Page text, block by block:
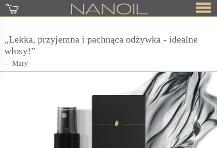
„Lekka, przyjemna i pachnąca odżywka - idealne
włosy!”
Mary